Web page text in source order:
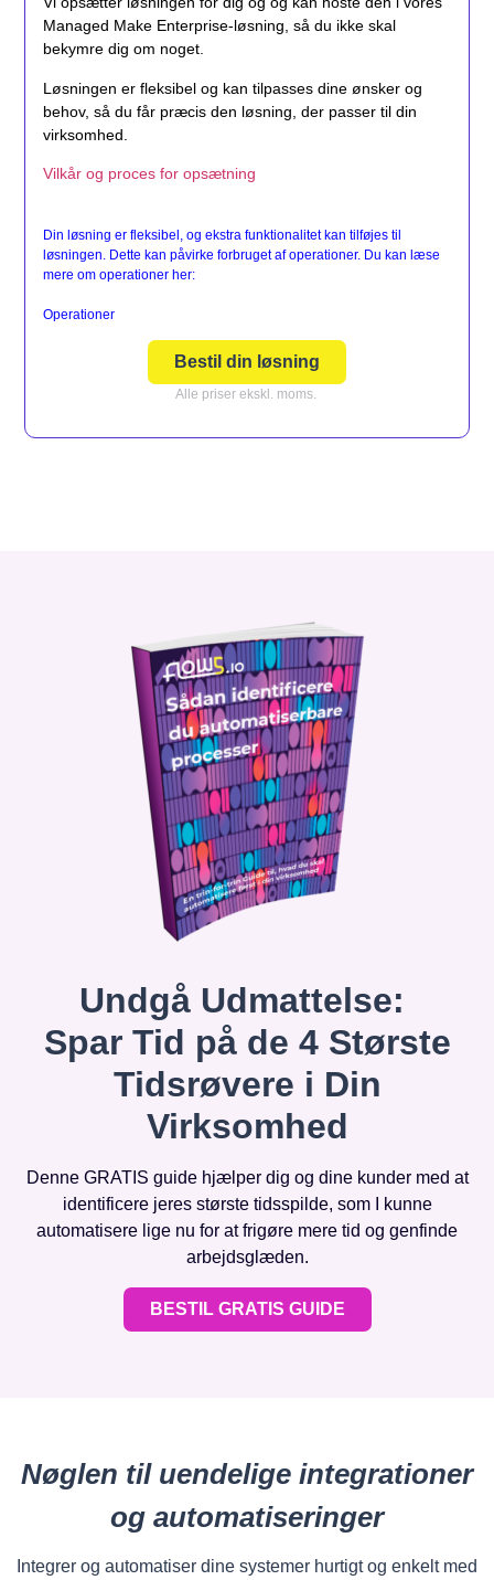
Managed Make Enterprise-løsning, så du ikke skal
bekymre dig om noget.
Løsningen er fleksibel og kan tilpasses dine ønsker og
behov, så du får præcis den løsning, der passer til din
virksomhed.
Vilkår og proces for opsætning
Din løsning er fleksibel, og ekstra funktionalitet kan tilføjes til
løsningen. Dette kan påvirke forbruget af operationer. Du kan læse
mere om operationer her:
Operationer
Bestil din løsning
Alle priser ekskl. moms.
Undgå Udmattelse:
Spar Tid på de 4 Største
Tidsrøvere i Din
Virksomhed
Denne GRATIS guide hjælper dig og dine kunder med at
identificere jeres største tidsspilde, som I kunne
automatisere lige nu for at frigøre mere tid og genfinde
arbejdsglæden.
BESTIL GRATIS GUIDE
Nøglen til uendelige integrationer
og automatiseringer
Integrer og automatiser dine systemer hurtigt og enkelt med